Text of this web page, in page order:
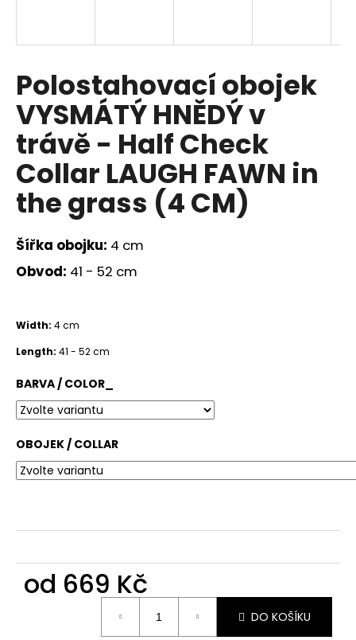
Polostahovací obojek
VYSMÁTÝ HNĚDÝ v
trávě - Half Check
Collar LAUGH FAWN in
the grass (4 CM)
Šířka obojku: 4 cm
Obvod: 41 - 52 cm
Width: 4 cm
Length: 41 - 52 cm
BARVA / COLOR_
OBOJEK / COLLAR
od 669 Kč
DO KOŠÍKU
j
t
?
HLEDAT
D
o
r
č
u
j
e
e